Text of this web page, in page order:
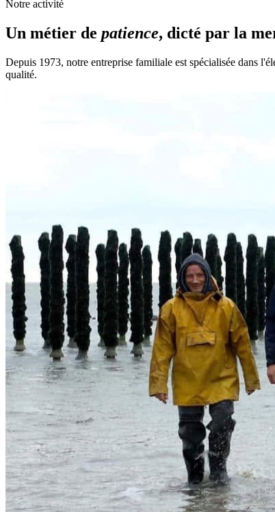
Notre activité
Un métier de patience, dicté par la
Depuis 1973, notre entreprise familiale est spécialisée dans
qualité.